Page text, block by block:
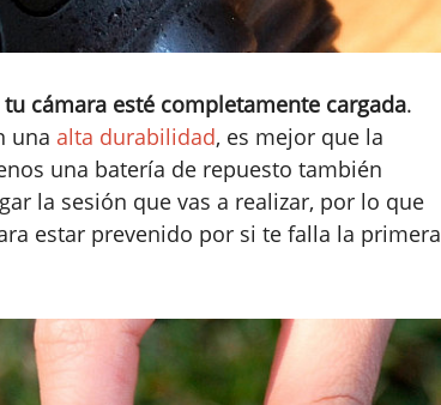
cámara esté completamente cargada.
una alta durabilidad, es mejor que la
una batería de repuesto también
la sesión que vas a realizar, por lo que
estar prevenido por si te falla la primera